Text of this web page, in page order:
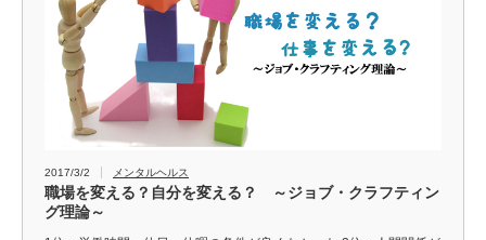
2017/3/2 メンタルヘルス
職場を変える？自分を変える？ ～ジョブ・クラフティン
グ理論～